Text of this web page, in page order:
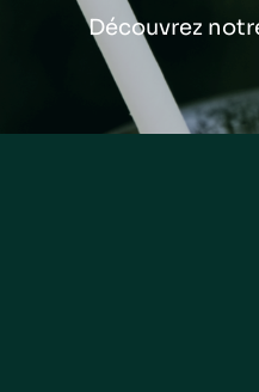
Découvrez